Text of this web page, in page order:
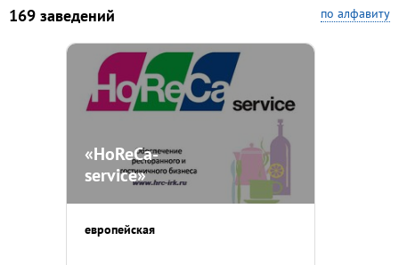
169 заведений по алфавиту
«HoReCa-
service»
европейская